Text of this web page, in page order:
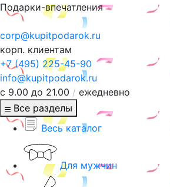
Подарки-впечатления
corp@kupitpodarok.ru
корп. клиентам
+7 (495) 225-45-90
info@kupitpodarok.ru
с 9.00 до 21.00 / ежедневно
Все разделы
Весь каталог
Для мужчин